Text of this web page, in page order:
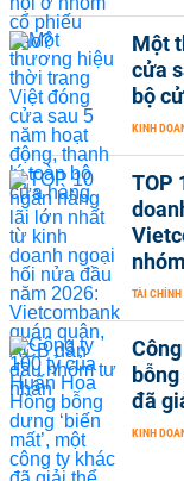
Một
cửa
bộ
KINH
TOP
TÀI CHÍNH
đã
KINH